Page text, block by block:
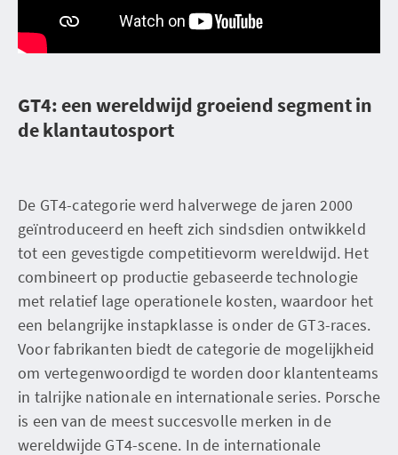
GT4: een wereldwijd groeiend segment in
de klantautosport
De GT4-categorie werd halverwege de jaren 2000
geïntroduceerd en heeft zich sindsdien ontwikkeld
tot een gevestigde competitievorm wereldwijd. Het
combineert op productie gebaseerde technologie
met relatief lage operationele kosten, waardoor het
een belangrijke instapklasse is onder de GT3-races.
Voor fabrikanten biedt de categorie de mogelijkheid
om vertegenwoordigd te worden door klantenteams
in talrijke nationale en internationale series. Porsche
is een van de meest succesvolle merken in de
wereldwijde GT4-scene. In de internationale